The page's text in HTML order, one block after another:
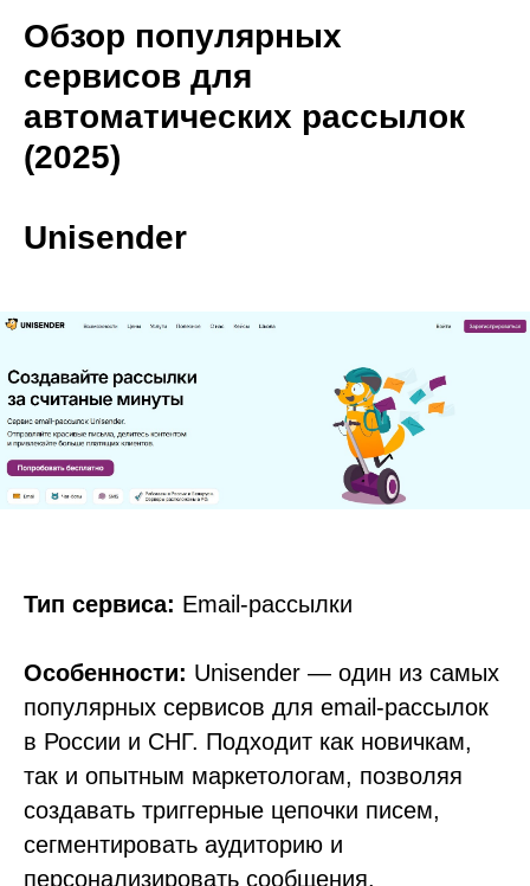
Обзор популярных
сервисов для
автоматических рассылок
(2025)
Unisender
Тип сервиса: Email-рассылки
Особенности: Unisender — один из самых
популярных сервисов для email-рассылок
в России и СНГ. Подходит как новичкам,
так и опытным маркетологам, позволяя
создавать триггерные цепочки писем,
сегментировать аудиторию и
персонализировать сообщения.